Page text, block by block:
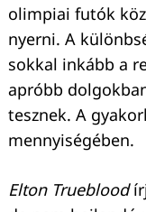
olimpiai futók
nyerni. A
sokkal inkább a
apróbb
tesznek. A
mennyiségében.
Elton Trueblood